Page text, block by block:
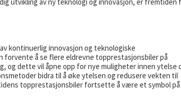
kontinuerlig innovasjon og teknologiske
forvente å se flere eldrevne topprestasjonsbiler på
og dette vil åpne opp for nye muligheter innen ytelse
bidra til å øke ytelsen og redusere vekten til
topprestasjonsbiler fortsette å være et symbol på